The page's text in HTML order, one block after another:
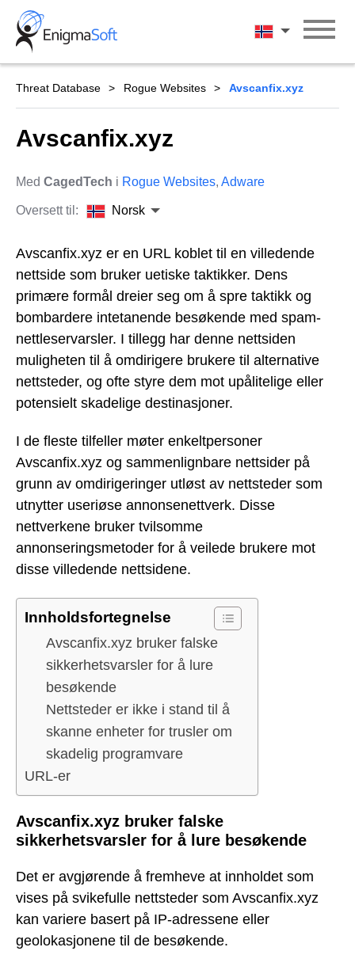
Skip
content
Norsk
Threat Database Rogue Websites Avscanfix.xyz
Avscanfix.xyz
Med CagedTech i Rogue Websites, Adware
Oversett til: Norsk
Avscanfix.xyz er en URL koblet til en villedende
nettside som bruker uetiske taktikker. Dens
primære formål dreier seg om å spre taktikk og
bombardere intetanende besøkende med spam-
nettleservarsler. I tillegg har denne nettsiden
muligheten til å omdirigere brukere til alternative
nettsteder, og ofte styre dem mot upålitelige eller
potensielt skadelige destinasjoner.
I de fleste tilfeller møter enkeltpersoner
Avscanfix.xyz og sammenlignbare nettsider på
grunn av omdirigeringer utløst av nettsteder som
utnytter useriøse annonsenettverk. Disse
nettverkene bruker tvilsomme
annonseringsmetoder for å veilede brukere mot
disse villedende nettsidene.
Innholdsfortegnelse
Avscanfix.xyz bruker falske
sikkerhetsvarsler for å lure
besøkende
Nettsteder er ikke i stand til å
skanne enheter for trusler om
skadelig programvare
URL-er
Avscanfix.xyz bruker falske
sikkerhetsvarsler for å lure besøkende
Det er avgjørende å fremheve at innholdet som
vises på svikefulle nettsteder som Avscanfix.xyz
kan variere basert på IP-adressene eller
geolokasjonene til de besøkende.